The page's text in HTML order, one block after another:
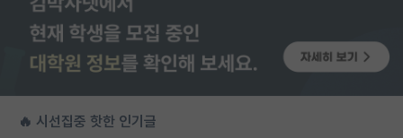
🔥 시선집중 핫한 인기글